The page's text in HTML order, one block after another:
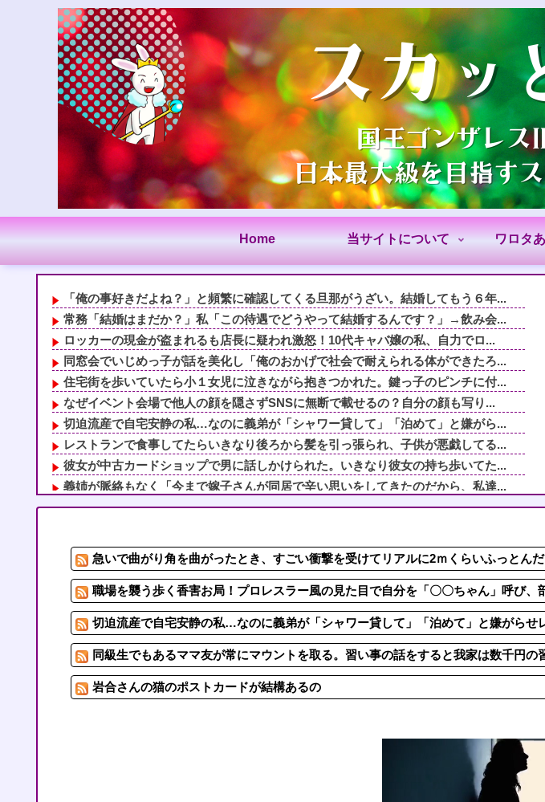
Home 当サイトについて ワロタ
「俺の事好きだよね？」と頻繁に確認してくる旦那がうざい。結婚してもう６年...
常務「結婚はまだか？」私「この待遇でどうやって結婚するんです？」→飲み会...
ロッカーの現金が盗まれるも店長に疑われ激怒！10代キャバ嬢の私、自力でロ...
同窓会でいじめっ子が話を美化し「俺のおかげで社会で耐えられる体ができたろ...
住宅街を歩いていたら小１女児に泣きながら抱きつかれた。鍵っ子のピンチに付...
なぜイベント会場で他人の顔を隠さずSNSに無断で載せるの？自分の顔も写り...
切迫流産で自宅安静の私…なのに義弟が「シャワー貸して」「泊めて」と嫌がら...
レストランで食事してたらいきなり後ろから髪を引っ張られ、子供が悪戯してる...
彼女が中古カードショップで男に話しかけられた。いきなり彼女の持ち歩いてた...
義姉が脈絡もなく「今まで嫁子さんが同居で辛い思いをしてきたのだから、私達...
おばさんの一人旅
【スカッ】赤ちゃん(女児)を連れて里帰り。ウザトメ「嫁子みたいに育ったら...
上司と外回りを終えて公園でアイス食ってたら、通りかかった女子大生風の2人...
妊娠しても「母さんが喜ぶ」と言ってたマザコン夫が事故で他界。トメに全財産...
急いで曲がり角を曲がったとき、すごい衝撃を受けてリアルに2ｍくらいふっとんだ
職場を襲う歩く香害お局！プロレスラー風の見た目で自分を「〇〇ちゃん」呼び、
切迫流産で自宅安静の私…なのに義弟が「シャワー貸して」「泊めて」と嫌がらせ
同級生でもあるママ友が常にマウントを取る。習い事の話をすると我家は数千円の
岩合さんの猫のポストカードが結構あるの